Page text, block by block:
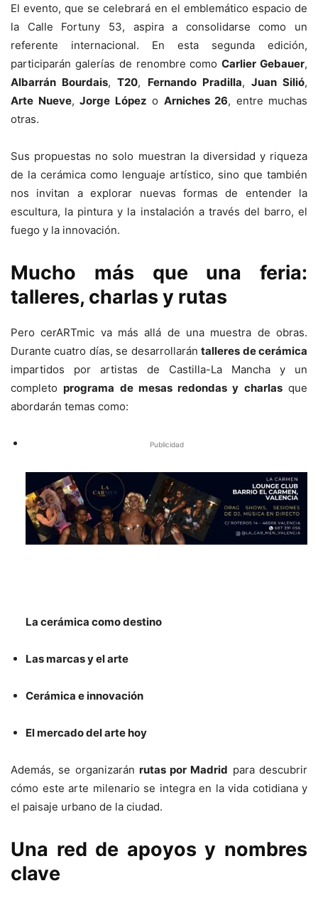
El evento, que se celebrará en el emblemático espacio de
la Calle Fortuny 53, aspira a consolidarse como un
referente internacional. En esta segunda edición,
participarán galerías de renombre comoCarlier Gebauer,
Albarrán Bourdais,T20, Fernando Pradilla, Juan Silió,
Arte Nueve, Jorge López o Arniches 26, entre muchas
otras.
Sus propuestas no solo muestran la diversidad y riqueza
de la cerámica como lenguaje artístico, sino que también
nos invitan a explorar nuevas formas de entender la
escultura, la pintura y la instalación a través del barro, el
fuego y la innovación.
Mucho más que una feria:
talleres, charlas y rutas
Pero cerARTmic va más allá de una muestra de obras.
Durante cuatro días, se desarrollarántalleres de cerámica
impartidos por artistas de Castilla-La Mancha y un
completoprograma de mesas redondas y charlasque
abordarán temas como:
Publicidad
La cerámica como destino
Las marcas y el arte
Cerámica e innovación
El mercado del arte hoy
Además, se organizarán rutas por Madrid para descubrir
cómo este arte milenario se integra en la vida cotidiana y
el paisaje urbano de la ciudad.
Una red de apoyos y nombres
clave